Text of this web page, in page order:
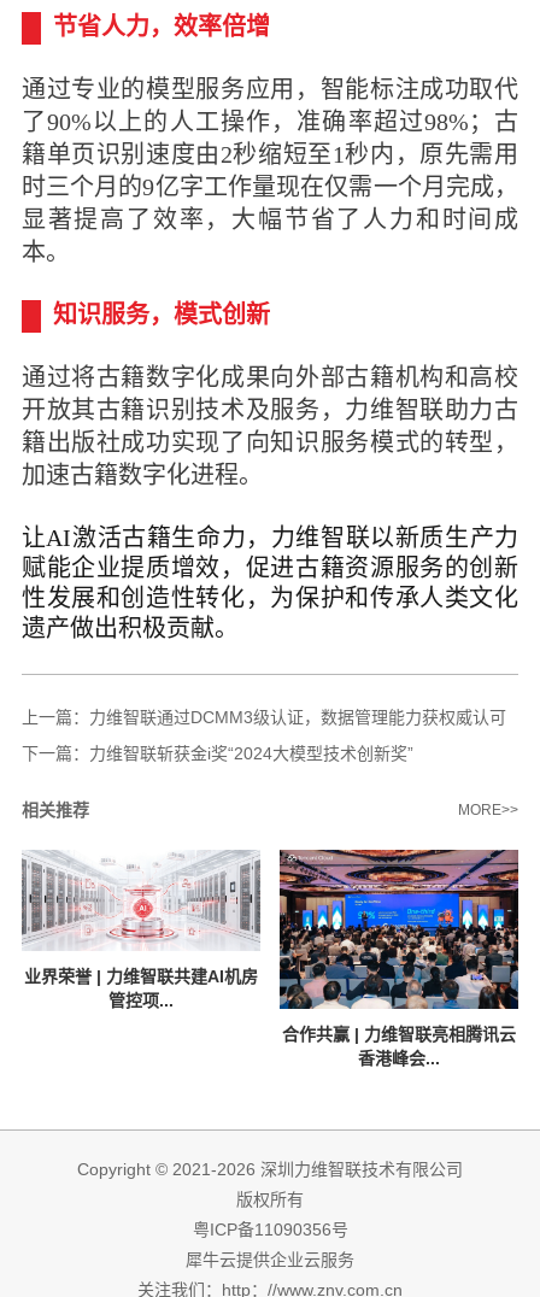
节省人力，效率倍增
通过专业的模型服务应用，智能标注成功取代
了90%以上的人工操作，准确率超过98%；古
籍单页识别速度由2秒缩短至1秒内，原先需用
时三个月的9亿字工作量现在仅需一个月完成，
显著提高了效率，大幅节省了人力和时间成
本。
知识服务， 模式创新
通过将古籍数字化成果向外部古籍机构和高校
开放其古籍识别技术及服务，力维智联助力古
籍出版社成功实现了向知识服务模式的转型，
加速古籍数字化进程。
让AI激活古籍生命力，力维智联以新质生产力
赋能企业提质增效，促进古籍资源服务的创新
性发展和创造性转化，为保护和传承人类文化
遗产做出积极贡献。
上一篇： 力维智联通过DCMM3级认证，数据管理能力获权威认可
下一篇： 力维智联斩获金i奖“2024大模型技术创新奖”
相关推荐 MORE>>
业界荣誉 | 力维智联共建AI机房
管控项...
合作共赢 | 力维智联亮相腾讯云
香港峰会...
Copyright © 2021-2026 深圳力维智联技术有限公司
版权所有
粤ICP备11090356号
犀牛云提供企业云服务
关注我们：http：//www.znv.com.cn